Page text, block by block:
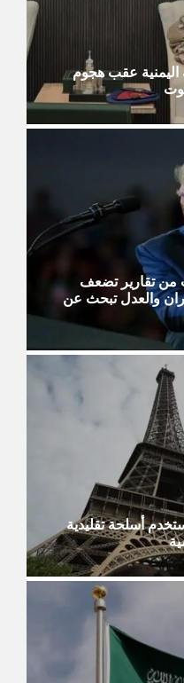
اليمنية عقب هجوم
من تقارير تضعف
والعدل تبحث عن
أسلحة تقليدية